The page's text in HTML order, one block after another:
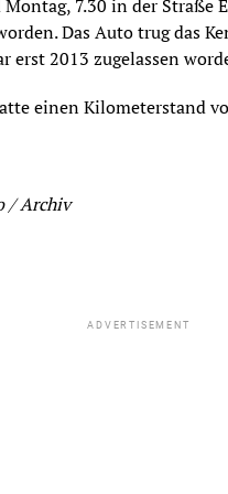
Montag, 7.30 in der Straße
Das Auto trug das
erst 2013 zugelassen
einen Kilometerstand
/ Archiv
ADVERTISEMENT